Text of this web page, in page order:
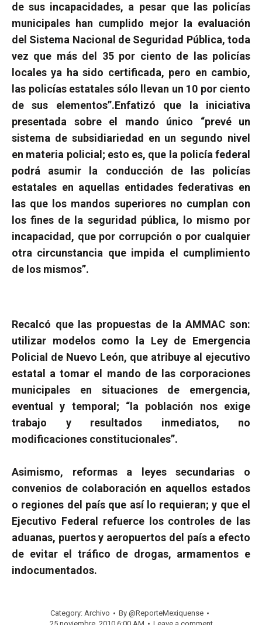
de sus incapacidades, a pesar que las policías
municipales han cumplido mejor la evaluación
del Sistema Nacional de Seguridad Pública, toda
vez que más del 35 por ciento de las policías
locales ya ha sido certificada, pero en cambio,
las policías estatales sólo llevan un 10 por ciento
de sus elementos”.Enfatizó que la iniciativa
presentada sobre el mando único “prevé un
sistema de subsidiariedad en un segundo nivel
en materia policial; esto es, que la policía federal
podrá asumir la conducción de las policías
estatales en aquellas entidades federativas en
las que los mandos superiores no cumplan con
los fines de la seguridad pública, lo mismo por
incapacidad, que por corrupción o por cualquier
otra circunstancia que impida el cumplimiento
de los mismos”.
Recalcó que las propuestas de la AMMAC son:
utilizar modelos como la Ley de Emergencia
Policial de Nuevo León, que atribuye al ejecutivo
estatal a tomar el mando de las corporaciones
municipales en situaciones de emergencia,
eventual y temporal; “la población nos exige
trabajo y resultados inmediatos, no
modificaciones constitucionales”.
Asimismo, reformas a leyes secundarias o
convenios de colaboración en aquellos estados
o regiones del país que así lo requieran; y que el
Ejecutivo Federal refuerce los controles de las
aduanas, puertos y aeropuertos del país a efecto
de evitar el tráfico de drogas, armamentos e
indocumentados.
Category: Archivo By @ReporteMexiquense